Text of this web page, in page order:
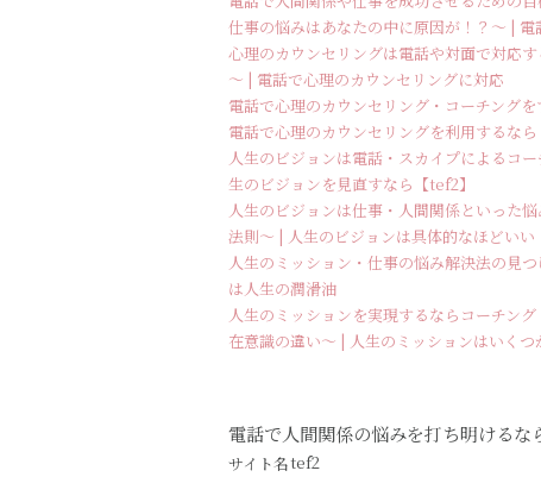
仕事の悩みはあなたの中に原因が！？～ |
心理のカウンセリングは電話や対面で対応
～ | 電話で心理のカウンセリングに対応
電話で心理のカウンセリング・コーチング
電話で心理のカウンセリングを利用するなら
人生のビジョンは電話・スカイプによるコ
生のビジョンを見直すなら【tef2】
人生のビジョンは仕事・人間関係といった
法則～ | 人生のビジョンは具体的なほどいい
人生のミッション・仕事の悩み解決法の見
は人生の潤滑油
人生のミッションを実現するならコーチン
在意識の違い～ | 人生のミッションはいく
電話で人間関係の悩みを打ち明けるな
サイト名tef2